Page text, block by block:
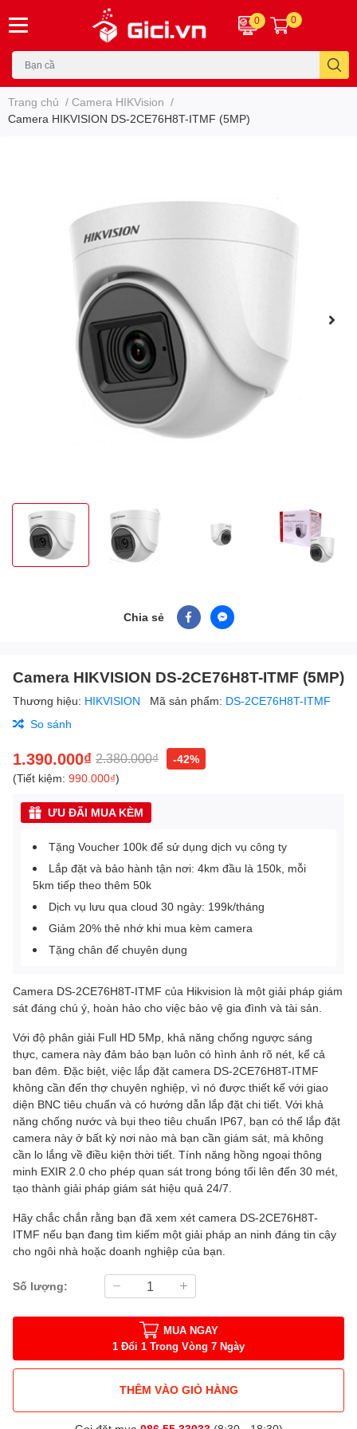
0 0
Trang chủ / Camera HIKVision /
Camera HIKVISION DS-2CE76H8T-ITMF (5MP)
Chia sẻ
Camera HIKVISION DS-2CE76H8T-ITMF (5MP)
Thương hiệu: HIKVISION Mã sản phẩm: DS-2CE76H8T-ITMF
So sánh
1.390.000₫ 2.380.000₫
-42%
(Tiết kiệm: 990.000₫)
ƯU ĐÃI MUA KÈM
Tặng Voucher 100k để sử dụng dịch vụ công ty
Lắp đặt và bảo hành tận nơi: 4km đầu là 150k, mỗi
5km tiếp theo thêm 50k
Dịch vụ lưu qua cloud 30 ngày: 199k/tháng
Giảm 20% thẻ nhớ khi mua kèm camera
Tặng chân đế chuyên dụng
Camera DS-2CE76H8T-ITMF của Hikvision là một giải pháp giám
sát đáng chú ý, hoàn hảo cho việc bảo vệ gia đình và tài sản.
Với độ phân giải Full HD 5Mp, khả năng chống ngược sáng
thực, camera này đảm bảo bạn luôn có hình ảnh rõ nét, kể cả
ban đêm. Đặc biệt, việc lắp đặt camera DS-2CE76H8T-ITMF
không cần đến thợ chuyên nghiệp, vì nó được thiết kế với giao
diện BNC tiêu chuẩn và có hướng dẫn lắp đặt chi tiết. Với khả
năng chống nước và bụi theo tiêu chuẩn IP67, bạn có thể lắp đặt
camera này ở bất kỳ nơi nào mà bạn cần giám sát, mà không
cần lo lắng về điều kiện thời tiết. Tính năng hồng ngoại thông
minh EXIR 2.0 cho phép quan sát trong bóng tối lên đến 30 mét,
tạo thành giải pháp giám sát hiệu quả 24/7.
Hãy chắc chắn rằng bạn đã xem xét camera DS-2CE76H8T-
ITMF nếu bạn đang tìm kiếm một giải pháp an ninh đáng tin cậy
cho ngôi nhà hoặc doanh nghiệp của bạn.
Số lượng:
MUA NGAY
1 Đổi 1 Trong Vòng 7 Ngày
THÊM VÀO GIỎ HÀNG